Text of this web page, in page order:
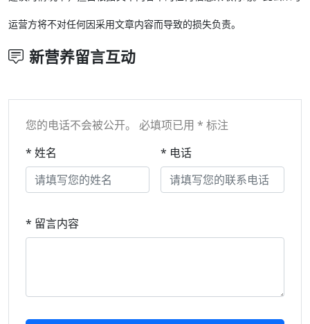
运营方将不对任何因采用文章内容而导致的损失负责。
新营养留言互动
您的电话不会被公开。 必填项已用 * 标注
* 姓名
* 电话
* 留言内容